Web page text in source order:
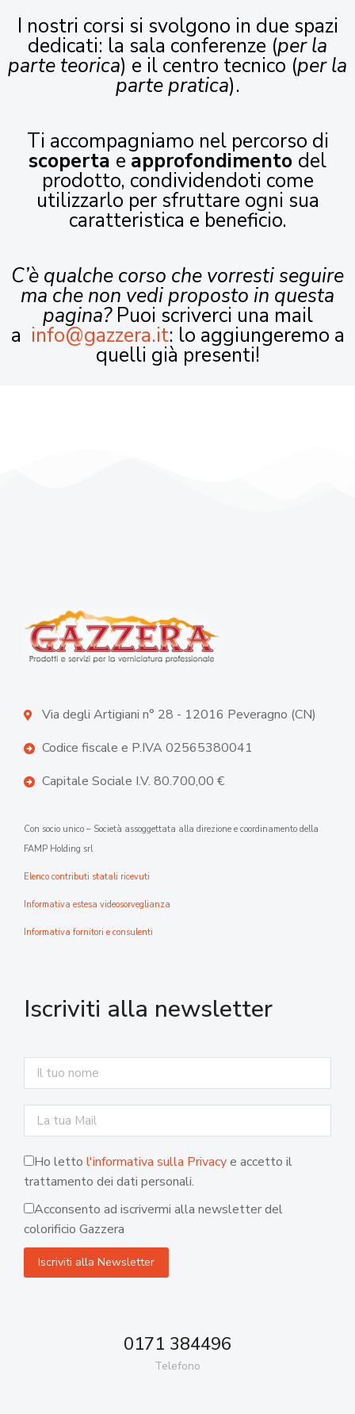
I nostri corsi si svolgono in due spazi
dedicati: la sala conferenze (per la
parte teorica) e il centro tecnico (per la
parte pratica).
Ti accompagniamo nel percorso di
scoperta e approfondimento del
prodotto, condividendoti come
utilizzarlo per sfruttare ogni sua
caratteristica e beneficio.
C’è qualche corso che vorresti seguire
ma che non vedi proposto in questa
pagina?Puoi scriverci una mail
a info@gazzera.it: lo aggiungeremo a
quelli già presenti!
Via degli Artigiani n° 28 - 12016 Peveragno (CN)
Codice fiscale e P.IVA 02565380041
Capitale Sociale I.V. 80.700,00 €
Con socio unico – Società assoggettata alla direzione e coordinamento della
FAMP Holding srl
Elenco contributi statali ricevuti
Informativa estesa videosorveglianza
Informativa fornitori e consulenti
Iscriviti alla newsletter
Ho letto l'informativa sulla Privacye accetto il
trattamento dei dati personali.
Acconsento ad iscrivermi alla newsletter del
colorificio Gazzera
0171 384496
Telefono